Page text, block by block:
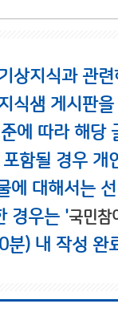
상지식과 관
식샘 게시판
에 따라 해당
함될 경우
에 대해서는
경우는 '국민참
분) 내 작성 완